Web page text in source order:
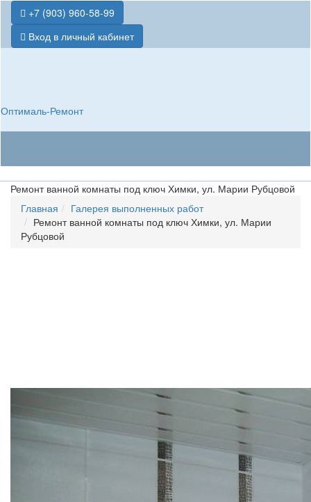
+7 (903) 960-58-99
Вход в личный кабинет
Оптималь-Ремонт
Ремонт ванной комнаты под ключ Химки, ул. Марии Рубцовой
Главная
Галерея выполненных работ
Ремонт ванной комнаты под ключ Химки, ул. Марии
Рубцовой